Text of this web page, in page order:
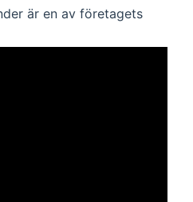
är en av företagets